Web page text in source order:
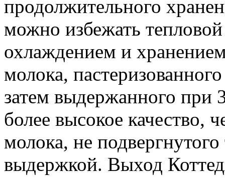
продолжительного
можно избежать
охлаждением и
молока,
затем выдержанного при
более высокое качество,
молока, не
выдержкой. Выход